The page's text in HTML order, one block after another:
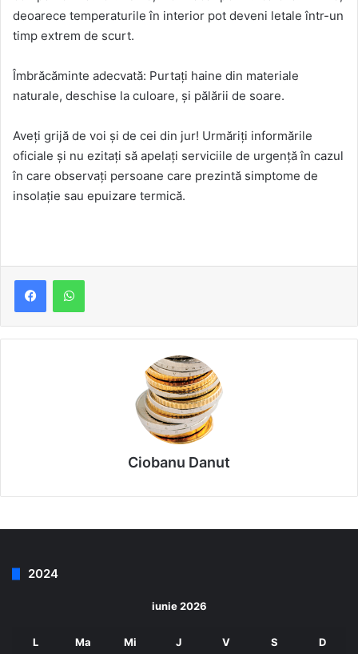
deoarece temperaturile în interior pot deveni letale într-un
timp extrem de scurt.
Îmbrăcăminte adecvată: Purtați haine din materiale
naturale, deschise la culoare, și pălării de soare.
Aveți grijă de voi și de cei din jur! Urmăriți informările
oficiale și nu ezitați să apelați serviciile de urgență în cazul
în care observați persoane care prezintă simptome de
insolație sau epuizare termică.
Ciobanu Danut
2024
iunie 2026
L Ma Mi J V S D